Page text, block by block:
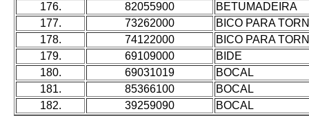
176.
82055900
BETUMADEIRA
177.
73262000
BICO PARA
178.
74122000
BICO PARA
179.
69109000
BIDE
180.
69031019
BOCAL
181.
85366100
BOCAL
182.
39259090
BOCAL